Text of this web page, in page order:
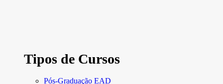
Tipos de Cursos
Pós-Graduação EAD